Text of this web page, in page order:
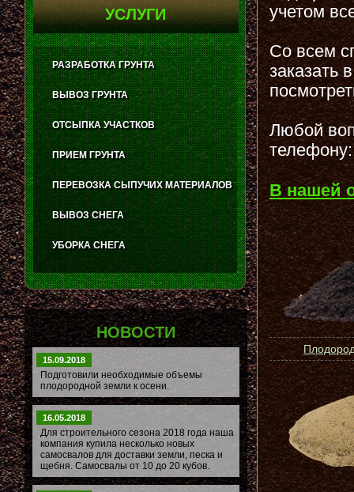
учетом
Со всем
заказать
Любой
В нашей
УСЛУГИ
РАЗРАБОТКА ГРУНТА
ВЫВОЗ ГРУНТА
ОТСЫПКА УЧАСТКОВ
ПРИЕМ ГРУНТА
ПЕРЕВОЗКА СЫПУЧИХ МАТЕРИАЛОВ
ВЫВОЗ СНЕГА
УБОРКА СНЕГА
НОВОСТИ
15.09.2018
Подготовили необходимые объемы
плодородной земли к осени.
16.05.2018
Для строительного сезона 2018 года наша
компания купила несколько новых
самосвалов для доставки земли, песка и
щебня. Самосвалы от 10 до 20 кубов.